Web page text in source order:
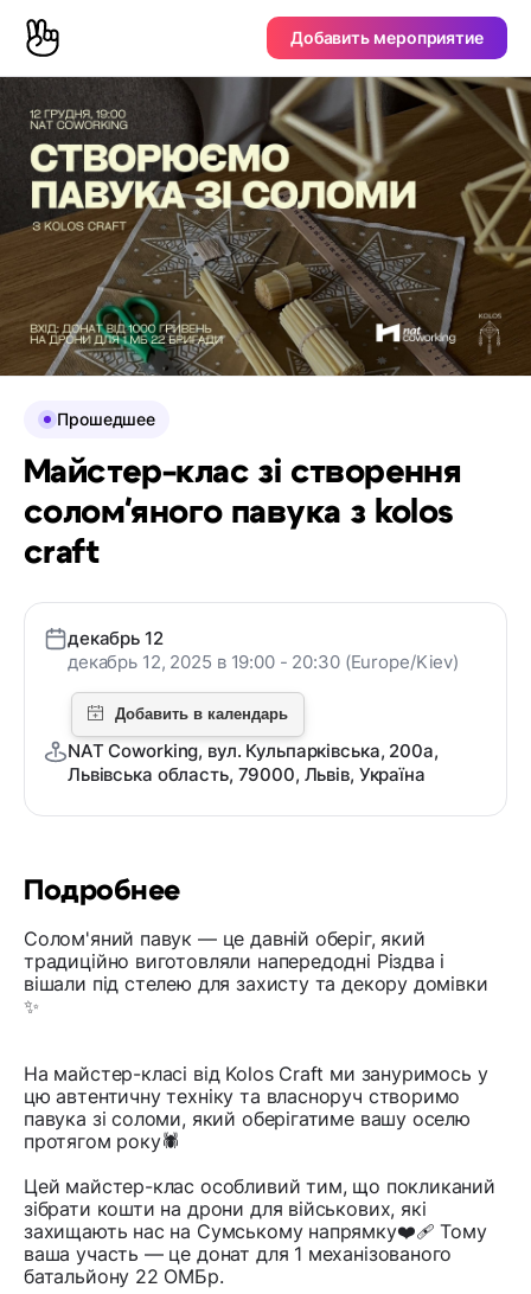
Добавить мероприятие
Подробнее
Солом'яний павук — це давній оберіг, який
традиційно виготовляли напередодні Різдва і
вішали під стелею для захисту та декору домівки
✨
На майстер-класі від Kolos Craft ми зануримось у
цю автентичну техніку та власноруч створимо
павука зі соломи, який оберігатиме вашу оселю
протягом року🕷
Цей майстер-клас особливий тим, що покликаний
зібрати кошти на дрони для військових, які
захищають нас на Сумському напрямку❤️‍🩹 Тому
ваша участь — це донат для 1 механізованого
батальйону 22 ОМБр.
Прошедшее
Майстер-клас зі створення
соломʼяного павука з kolos
craft
декабрь 12
декабрь 12, 2025 в 19:00 - 20:30 (Europe/Kiev)
NAT Coworking, вул. Кульпарківська, 200а,
Львівська область, 79000, Львів, Україна